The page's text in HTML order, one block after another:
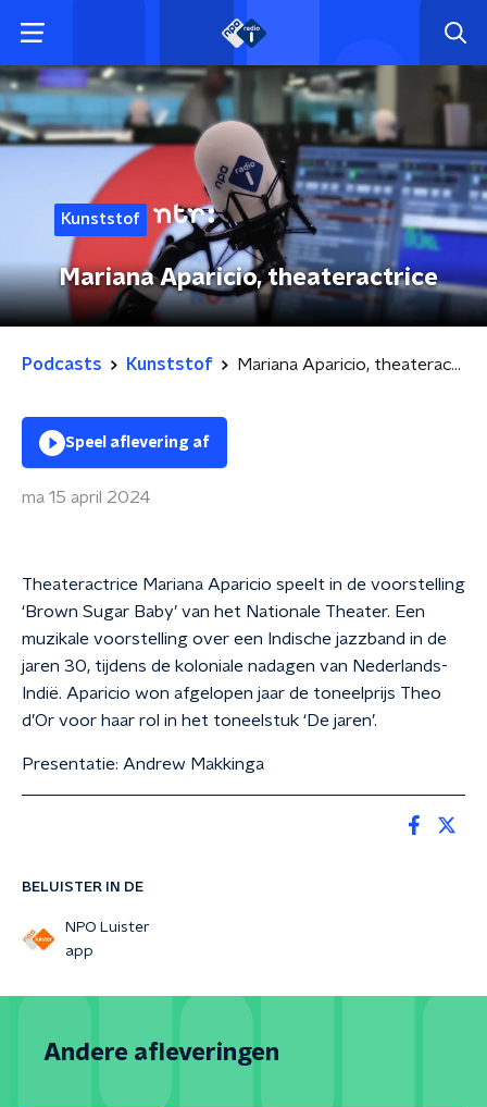
Kunststof
Mariana Aparicio, theateractrice
Podcasts Kunststof Mariana Aparicio, theateractrice
BELUISTER IN DE
NPO Luister
app
Speel aflevering af
ma 15 april 2024
Theateractrice Mariana Aparicio speelt in de voorstelling
‘Brown Sugar Baby’ van het Nationale Theater. Een
muzikale voorstelling over een Indische jazzband in de
jaren 30, tijdens de koloniale nadagen van Nederlands-
Indië. Aparicio won afgelopen jaar de toneelprijs Theo
d’Or voor haar rol in het toneelstuk ‘De jaren’.
Presentatie: Andrew Makkinga
Andere afleveringen